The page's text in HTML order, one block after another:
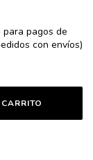
pagos de
con envíos)